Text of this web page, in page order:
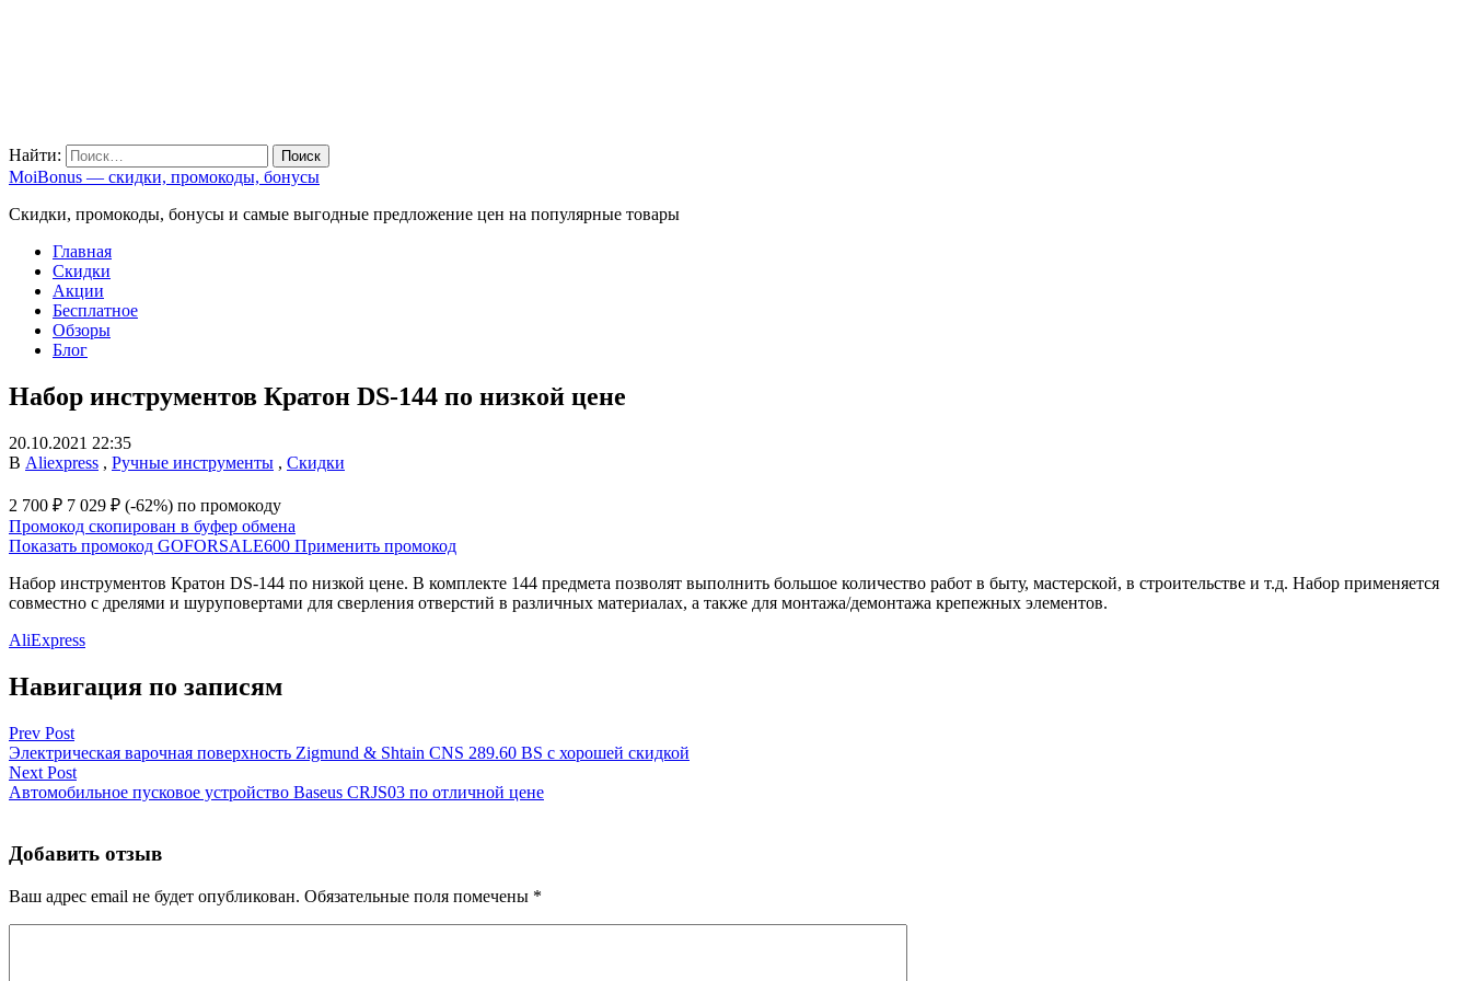
Найти:
MoiBonus — скидки, промокоды, бонусы
Скидки, промокоды, бонусы и самые выгодные предложение цен на популярные товары
Главная
Скидки
Акции
Бесплатное
Обзоры
Блог
Набор инструментов Кратон DS-144 по низкой цене
20.10.2021 22:35
В Aliexpress , Ручные инструменты , Скидки
2 700 ₽ 7 029 ₽ (-62%) по промокоду
Промокод скопирован в буфер обмена
Показать промокод GOFORSALE600 Применить промокод
Набор инструментов Кратон DS-144 по низкой цене. В комплекте 144 предмета позволят выполнить большое количество работ в быту, мастерской, в строительстве и т.д. Набор применяется
совместно с дрелями и шуруповертами для сверления отверстий в различных материалах, а также для монтажа/демонтажа крепежных элементов.
AliExpress
Навигация по записям
Prev Post
Электрическая варочная поверхность Zigmund & Shtain CNS 289.60 BS с хорошей скидкой
Next Post
Автомобильное пусковое устройство Baseus CRJS03 по отличной цене
Добавить отзыв
Ваш адрес email не будет опубликован. Обязательные поля помечены *